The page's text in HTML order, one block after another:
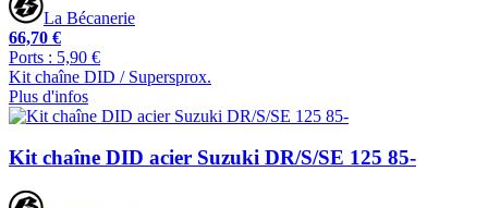
La Bécanerie
66,70 €
Ports : 5,90 €
Kit chaîne DID / Supersprox.
Plus d'infos
Kit chaîne DID acier Suzuki DR/S/SE 125 85-